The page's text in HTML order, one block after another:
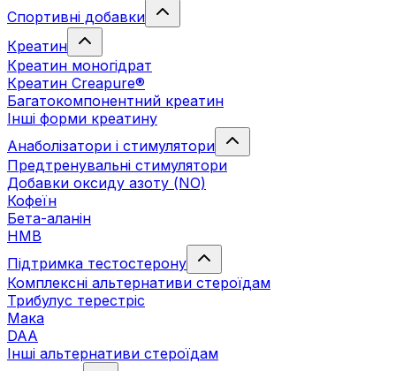
Спортивні добавки
Креатин
Креатин моногідрат
Креатин Creapure®
Багатокомпонентний креатин
Інші форми креатину
Анаболізатори і стимулятори
Предтренувальні стимулятори
Добавки оксиду азоту (NO)
Кофеїн
Бета-аланін
HMB
Підтримка тестостерону
Комплексні альтернативи стероїдам
Трибулус терестріс
Мака
DAA
Інші альтернативи стероїдам